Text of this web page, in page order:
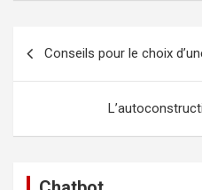
Conseils pour le choix